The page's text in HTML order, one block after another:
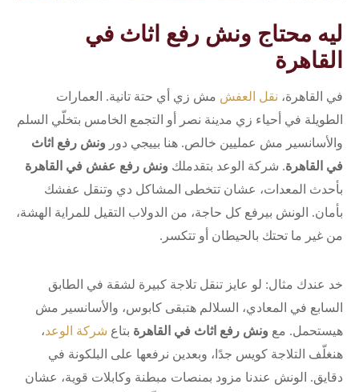
ليه محتاج ونش رفع اثاث في
القاهرة
في القاهرة، نقل العفش مش زي أي حتة تانية. العمارات
الطويلة في أحياء زي مدينة نصر أو التجمع الخامس بتخلّي السلم
والأسانسير مش عمليين خالص. هنا بييجي دور ونش رفع اثاث
في القاهرة. شركة الوعد بتقدملك ونش رفع عفش في القاهرة
بأحدث المعدات، عشان تتخطى المشاكل دي وتنقل عفشك
بأمان. الونش بيرفع كل حاجة، من الدولاب التقيل للمراية الهشة،
من غير ما تحتك بالحيطان أو تتكسر.
خد عندك مثال: لو عايز تنقل تلاجة كبيرة لشقة في الطابق
السابع في المعادي، السلالم هتبقى كابوس، والأسانسير مش
هيستحمل. مع ونش رفع اثاث في القاهرة بتاع شركة الوعد،
هنغلّف التلاجة كويس جدًا، وبعدين نرفعها على البلكونة في
دقايق. الونش عندنا مزود بمنصات مبطنة وكابلات قوية، عشان